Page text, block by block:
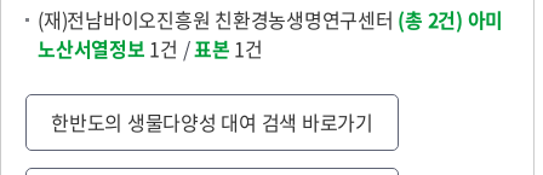
(재)전남바이오진흥원 친환경농생명연구센터 (총 2건) 아미
노산서열정보 1건 /표본 1건
한반도의 생물다양성 대여 검색 바로가기